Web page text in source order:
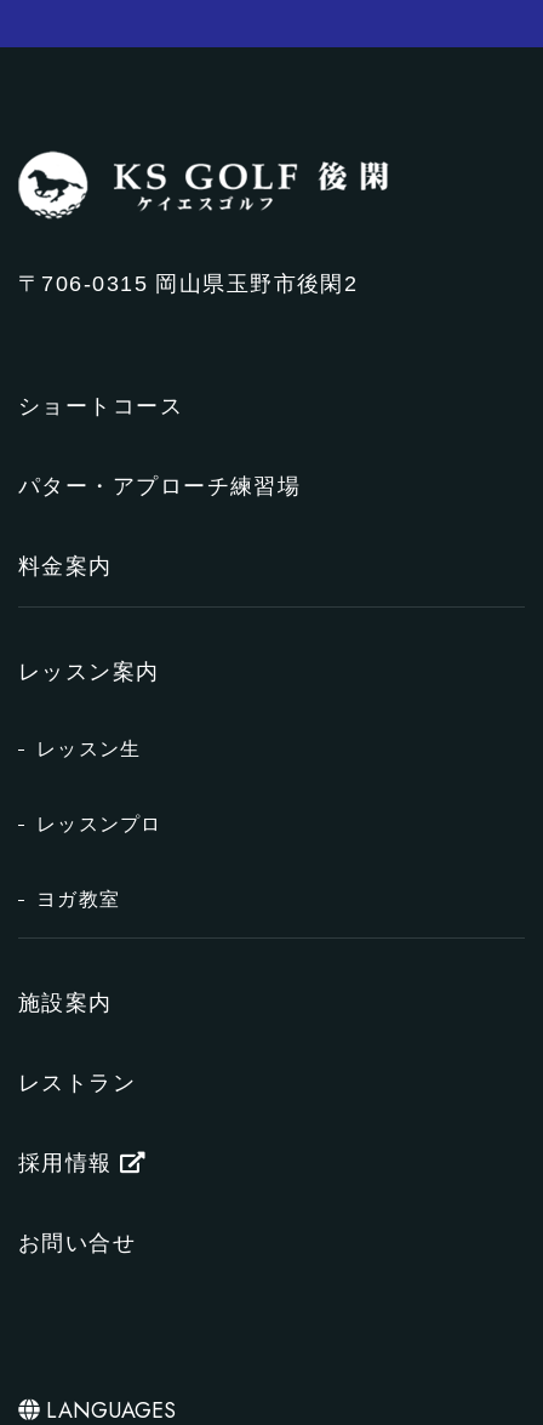
〒706-0315 岡山県玉野市後閑2
ショートコース
パター・アプローチ練習場
料金案内
レッスン案内
レッスン生
レッスンプロ
ヨガ教室
施設案内
レストラン
採用情報
お問い合せ
LANGUAGES